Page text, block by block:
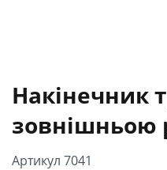
Накінечник
зовнішньою
Артикул 7041